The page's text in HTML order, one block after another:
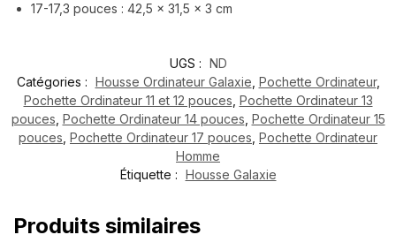
17-17,3 pouces : 42,5 x 31,5 x 3 cm
UGS : ND
Catégories : Housse Ordinateur Galaxie Pochette Ordinateur,
Pochette Ordinateur 11 et 12 pouces Pochette Ordinateur 13
pouces Pochette Ordinateur 14 pouces Pochette Ordinateur 15
pouces Pochette Ordinateur 17 pouces Pochette Ordinateur
Homme
Étiquette : Housse Galaxie
Produits similaires